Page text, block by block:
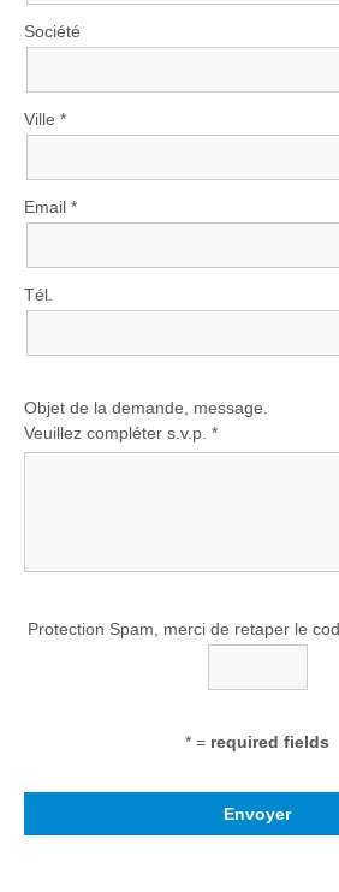
Société
Ville *
Email *
Tél.
Objet de la demande, message.
Veuillez compléter s.v.p. *
Protection Spam, merci de retaper le
* = required fields